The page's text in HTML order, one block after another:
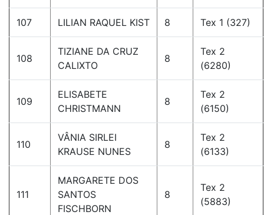
107 LILIAN RAQUEL KIST 8 Tex 1 (327)
108
TIZIANE DA CRUZ
CALIXTO
8
Tex 2
(6280)
109
ELISABETE
CHRISTMANN
8
Tex 2
(6150)
110
VÂNIA SIRLEI
KRAUSE NUNES
8
Tex 2
(6133)
111
MARGARETE DOS
SANTOS
FISCHBORN
8
Tex 2
(5883)